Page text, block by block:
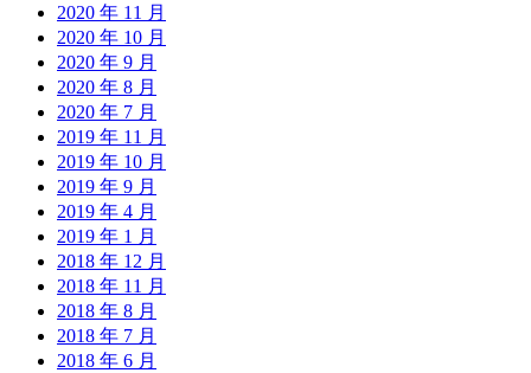
2020 年 11 月
2020 年 10 月
2020 年 9 月
2020 年 8 月
2020 年 7 月
2019 年 11 月
2019 年 10 月
2019 年 9 月
2019 年 4 月
2019 年 1 月
2018 年 12 月
2018 年 11 月
2018 年 8 月
2018 年 7 月
2018 年 6 月